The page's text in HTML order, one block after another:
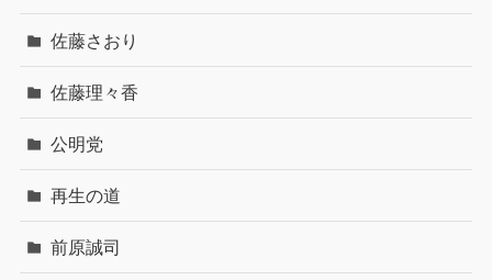
佐藤さおり
佐藤理々香
公明党
再生の道
前原誠司